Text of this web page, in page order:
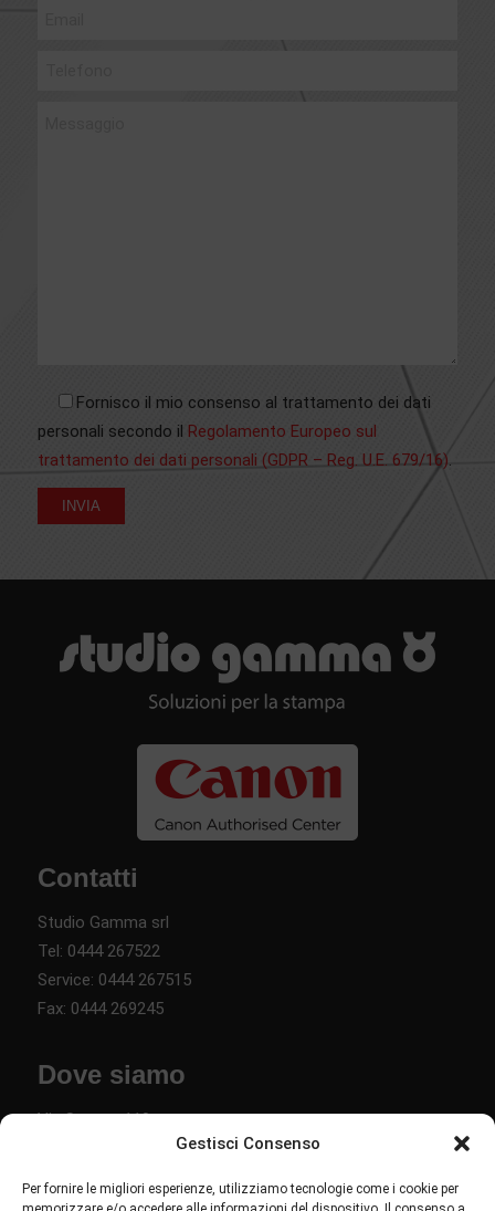
Gestisci Consenso
Per fornire le migliori esperienze, utilizziamo tecnologie come i cookie per
Fornisco il mio consenso al trattamento dei dati
personali secondo il Regolamento Europeo sul
trattamento dei dati personali (GDPR – Reg. U.E. 679/16)
Contatti
Studio Gamma srl
Tel: 0444 267522
Service: 0444 267515
Fax: 0444 269245
Dove siamo
Via Savona 110
36040 Torri di Quartesolo VI